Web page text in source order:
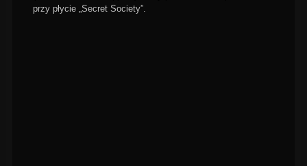
przy płycie „Secret Society”.